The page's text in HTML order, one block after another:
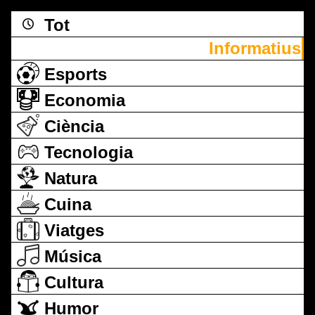
Tot
Informatius
Esports
Economia
Ciència
Tecnologia
Natura
Cuina
Viatges
Música
Cultura
Humor